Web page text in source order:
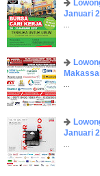
Januari
...
...
Januari
...